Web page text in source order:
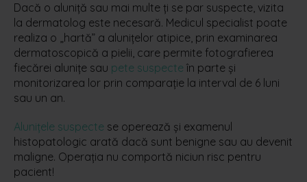
Dacă o aluniță sau mai multe ți se par suspecte, vizita
la dermatolog este necesară. Medicul specialist poate
realiza o „hartă” a alunițelor atipice, prin examinarea
dermatoscopică a pielii, care permite fotografierea
fiecărei alunițe sau pete suspecte în parte și
monitorizarea lor prin comparație la interval de 6 luni
sau un an.
Alunițele suspecte se operează și examenul
histopatologic arată dacă sunt benigne sau au devenit
maligne. Operația nu comportă niciun risc pentru
pacient!